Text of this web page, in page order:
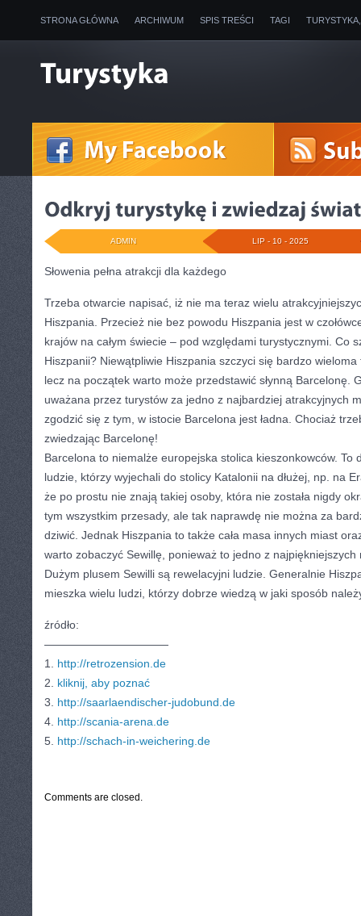
STRONA GŁÓWNA ARCHIWUM SPIS TREŚCI TAGI
LIP - 10 - 2025
ADMIN
Słowenia pełna atrakcji dla każdego
Trzeba otwarcie napisać, iż nie ma teraz wielu
Hiszpania. Przecież nie bez powodu Hiszpania jest w
krajów na całym świecie – pod względami turystycznymi. Co
Hiszpanii? Niewątpliwie Hiszpania szczyci się bardzo
lecz na początek warto może przedstawić słynną Barcelonę.
uważana przez turystów za jedno z najbardziej atrakcyjnych
zgodzić się z tym, w istocie Barcelona jest ładna. Chociaż
zwiedzając Barcelonę!
Barcelona to niemalże europejska stolica kieszonkowców. To
ludzie, którzy wyjechali do stolicy Katalonii na dłużej, np. na
że po prostu nie znają takiej osoby, która nie została nigdy
tym wszystkim przesady, ale tak naprawdę nie można za
dziwić. Jednak Hiszpania to także cała masa innych miast
warto zobaczyć Sewillę, ponieważ to jedno z najpiękniejszych
Dużym plusem Sewilli są rewelacyjni ludzie. Generalnie
mieszka wielu ludzi, którzy dobrze wiedzą w jaki sposób
źródło:
———————————
1. http://retrozension.de
2. kliknij, aby poznać
3. http://saarlaendischer-judobund.de
4. http://scania-arena.de
5. http://schach-in-weichering.de
Comments are closed.